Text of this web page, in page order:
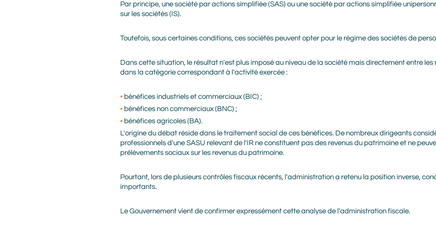
Par principe, une société par actions simplifiée (SAS) ou une société par actions simplifiée
sur les sociétés (IS).
Toutefois, sous certaines conditions, ces sociétés peuvent opter pour le régime des sociétés de
Dans cette situation, le résultat n'est plus imposé au niveau de la société mais directement entre les
dans la catégorie correspondant à l'activité exercée :
bénéfices industriels et commerciaux (BIC) ;
bénéfices non commerciaux (BNC) ;
bénéfices agricoles (BA).
L'origine du débat réside dans le traitement social de ces bénéfices. De nombreux dirigeants
professionnels d'une SASU relevant de l'IR ne constituent pas des revenus du patrimoine et ne
prélèvements sociaux sur les revenus du patrimoine.
Pourtant, lors de plusieurs contrôles fiscaux récents, l'administration a retenu la position inverse,
importants.
Le Gouvernement vient de confirmer expressément cette analyse de l’administration fiscale.